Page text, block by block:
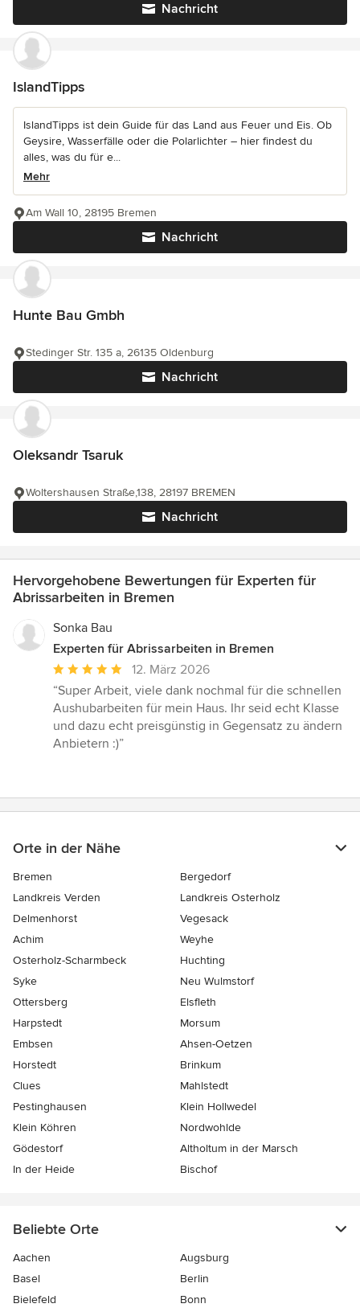
Nachricht
IslandTipps
IslandTipps ist dein Guide für das Land aus Feuer und Eis. Ob
Geysire, Wasserfälle oder die Polarlichter – hier findest du
alles, was du für e...
Mehr
Nachricht
Am Wall 10, 28195 Bremen
Hunte Bau Gmbh
Nachricht
Stedinger Str. 135 a, 26135 Oldenburg
Oleksandr Tsaruk
Nachricht
Woltershausen Straße,138, 28197 BREMEN
Hervorgehobene Bewertungen für Experten für
Abrissarbeiten in Bremen
Sonka Bau
Experten für Abrissarbeiten in Bremen
Durchschnittliche
Bewertung:
5
von
5
12. März 2026
“Super Arbeit, viele dank nochmal für die schnellen
Aushubarbeiten für mein Haus. Ihr seid echt Klasse
und dazu echt preisgünstig in Gegensatz zu ändern
Anbietern :)”
Orte in der Nähe
Bremen
Bergedorf
Landkreis Verden
Landkreis Osterholz
Delmenhorst
Vegesack
Achim
Weyhe
Osterholz-Scharmbeck
Huchting
Syke
Neu Wulmstorf
Ottersberg
Elsfleth
Harpstedt
Morsum
Embsen
Ahsen-Oetzen
Horstedt
Brinkum
Clues
Mahlstedt
Pestinghausen
Klein Hollwedel
Klein Köhren
Nordwohlde
Gödestorf
Altholtum in der Marsch
In der Heide
Bischof
Beliebte Orte
Aachen
Augsburg
Basel
Berlin
Bielefeld
Bonn